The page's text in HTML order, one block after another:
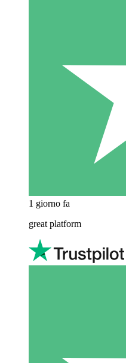
1 giorno fa
great platform